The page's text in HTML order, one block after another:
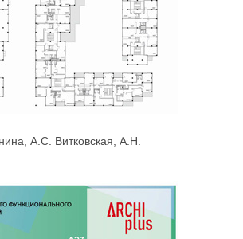
А.С. Витковская, А.Н.